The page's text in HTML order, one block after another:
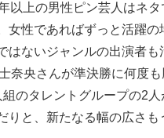
以上の男性ピン芸人はネ
女性であればずっと活躍の
はないジャンルの出演者
奈央さんが準決勝に何度
のタレントグループの2
りと、新たなる幅の広さも